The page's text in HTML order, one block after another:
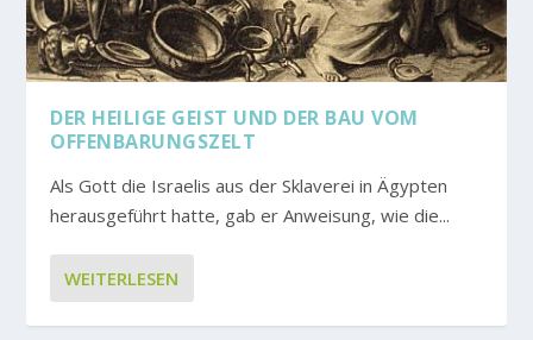
DER HEILIGE GEIST UND DER BAU VOM
OFFENBARUNGSZELT
Als Gott die Israelis aus der Sklaverei in Ägypten
herausgeführt hatte, gab er Anweisung, wie die...
WEITERLESEN